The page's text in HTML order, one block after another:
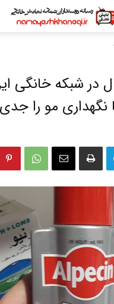
در شبکه خانگی
نگهداری مو را